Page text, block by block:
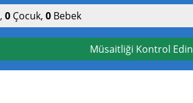
,0 Çocuk,0 Bebek
Müsaitliği Kontrol Edin